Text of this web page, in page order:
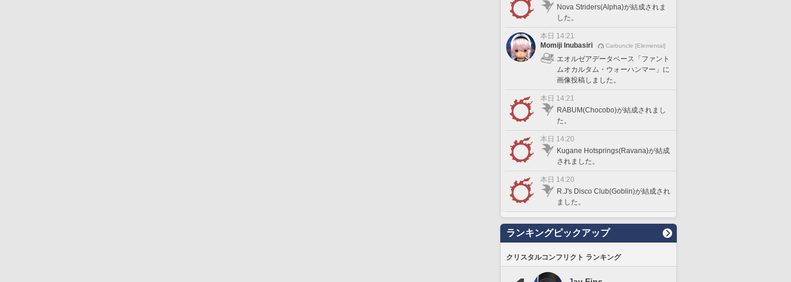
Nova Striders(Alpha)が結成されま
した。
本日 14:21
Momiji Inubasiri
Carbuncle [Elemental]
エオルゼアデータベース「ファント
ムオカルタム・ウォーハンマー」に
画像投稿しました。
本日 14:21
RABUM(Chocobo)が結成されまし
た。
本日 14:20
Kugane Hotsprings(Ravana)が結成
されました。
本日 14:20
R.J's Disco Club(Goblin)が結成され
ました。
ランキングピックアップ
クリスタルコンフリクト ランキング